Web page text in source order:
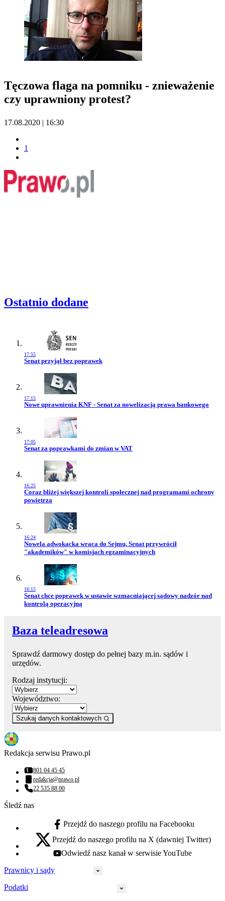
Tęczowa flaga na pomniku - znieważenie
czy uprawniony protest?
17.08.2020 | 16:30
1
Ostatnio dodane
17:55
Przejdź do artykułu:
Senat przyjął bez poprawek
17:15
Przejdź do artykułu:
Nowe uprawnienia KNF - Senat za nowelizacją prawa bankowego
17:05
Przejdź do artykułu:
Senat za poprawkami do zmian w VAT
16:25
Przejdź do artykułu:
Coraz bliżej większej kontroli społecznej nad programami ochrony
powietrza
16:24
Przejdź do artykułu:
Nowela adwokacka wraca do Sejmu, Senat przywrócił
"akademików" w komisjach egzaminacyjnych
16:15
Przejdź do artykułu:
Senat chce poprawek w ustawie wzmacniającej sądowy nadzór nad
kontrolą operacyjną
Baza teleadresowa
Sprawdź darmowy dostęp do pełnej bazy m.in. sądów i
urzędów.
Rodzaj instytucji:
Województwo:
Szukaj danych kontaktowych
Redakcja serwisu Prawo.pl
Numer telefonu:
801 04 45 45
Adres email:
redakcja@prawo.pl
Numer telefonu:
22 535 88 00
Śledź nas
facebook - otwiera się w nowej karcie
Przejdź do naszego profilu na Facebooku
x - otwiera się w nowej karcie
Przejdź do naszego profilu na X (dawniej Twitter)
youtube - otwiera się w nowej karcie
Odwiedź nasz kanał w serwisie YouTube
Prawnicy i sądy
Podatki